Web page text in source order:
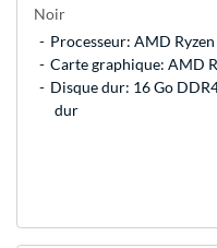
Noir
Processeur: AMD
Carte graphique: AMD
Disque dur: 16 Go
dur